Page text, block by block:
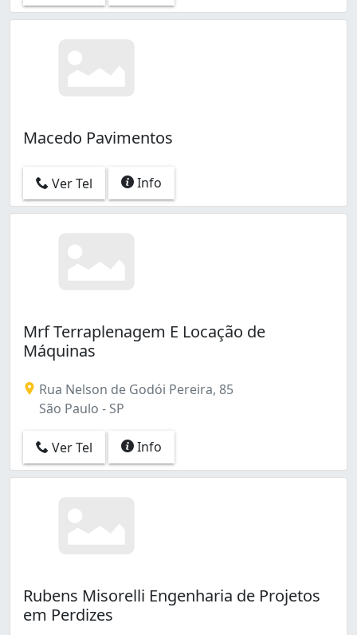
Macedo Pavimentos
Ver Tel Info
Mrf Terraplenagem E Locação de
Máquinas
Rua Nelson de Godói Pereira, 85
São Paulo - SP
Ver Tel Info
Rubens Misorelli Engenharia de Projetos
em Perdizes